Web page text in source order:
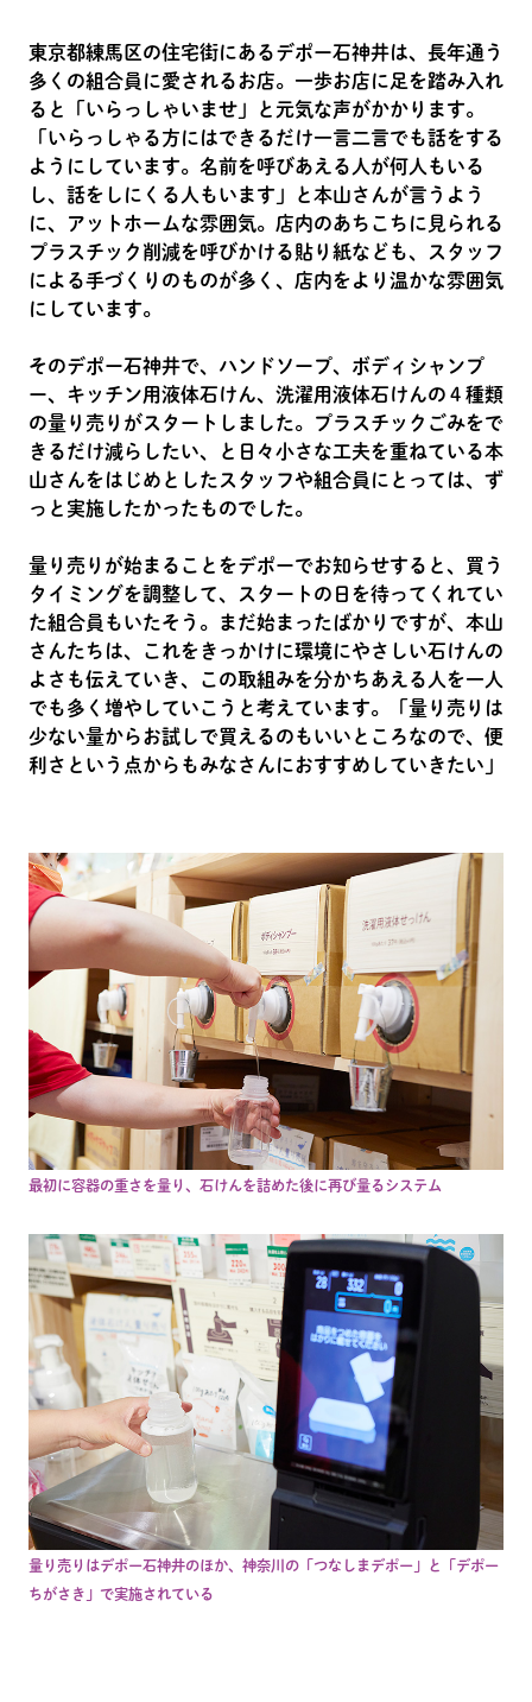
東京都練馬区の住宅街にあるデポー石神井は、長年通う
多くの組合員に愛されるお店。一歩お店に足を踏み入れ
ると「いらっしゃいませ」と元気な声がかかります。
「いらっしゃる方にはできるだけ一言二言でも話をする
ようにしています。名前を呼びあえる人が何人もいる
し、話をしにくる人もいます」と本山さんが言うよう
に、アットホームな雰囲気。店内のあちこちに見られる
プラスチック削減を呼びかける貼り紙なども、スタッフ
による手づくりのものが多く、店内をより温かな雰囲気
にしています。
そのデポー石神井で、ハンドソープ、ボディシャンプ
ー、キッチン用液体石けん、洗濯用液体石けんの４種類
の量り売りがスタートしました。プラスチックごみをで
きるだけ減らしたい、と日々小さな工夫を重ねている本
山さんをはじめとしたスタッフや組合員にとっては、ず
っと実施したかったものでした。
量り売りが始まることをデポーでお知らせすると、買う
タイミングを調整して、スタートの日を待ってくれてい
た組合員もいたそう。まだ始まったばかりですが、本山
さんたちは、これをきっかけに環境にやさしい石けんの
よさも伝えていき、この取組みを分かちあえる人を一人
でも多く増やしていこうと考えています。「量り売りは
少ない量からお試しで買えるのもいいところなので、便
利さという点からもみなさんにおすすめしていきたい」
最初に容器の重さを量り、石けんを詰めた後に再び量るシステム
量り売りはデポー石神井のほか、神奈川の「つなしまデポー」と「デポー
ちがさき」で実施されている